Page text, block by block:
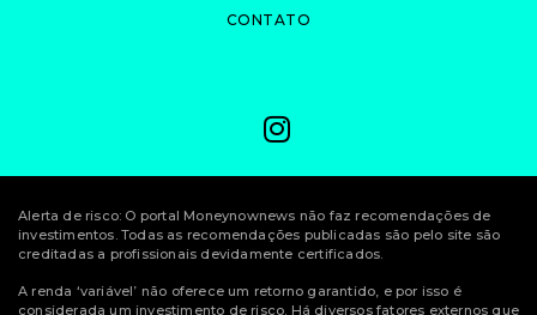
CONTATO
Alerta de risco: O portal Moneynownews não faz recomendações de
investimentos. Todas as recomendações publicadas são pelo site são
creditadas a profissionais devidamente certificados.
A renda ‘variável’ não oferece um retorno garantido, e por isso é
considerada um investimento de risco. Há diversos fatores externos que